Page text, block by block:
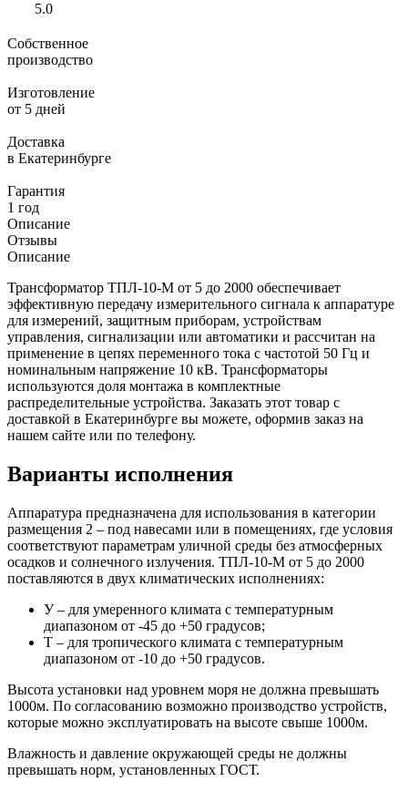
5.0
Собственное
производство
Изготовление
от 5 дней
Доставка
в Екатеринбурге
Гарантия
1 год
Описание
Отзывы
Описание
Трансформатор ТПЛ-10-М от 5 до 2000 обеспечивает
эффективную передачу измерительного сигнала к аппаратуре
для измерений, защитным приборам, устройствам
управления, сигнализации или автоматики и рассчитан на
применение в цепях переменного тока с частотой 50 Гц и
номинальным напряжение 10 кВ. Трансформаторы
используются доля монтажа в комплектные
распределительные устройства. Заказать этот товар с
доставкой в Екатеринбурге вы можете, оформив заказ на
нашем сайте или по телефону.
Варианты исполнения
Аппаратура предназначена для использования в категории
размещения 2 – под навесами или в помещениях, где условия
соответствуют параметрам уличной среды без атмосферных
осадков и солнечного излучения. ТПЛ-10-М от 5 до 2000
поставляются в двух климатических исполнениях:
У – для умеренного климата с температурным
диапазоном от -45 до +50 градусов;
Т – для тропического климата с температурным
диапазоном от -10 до +50 градусов.
Высота установки над уровнем моря не должна превышать
1000м. По согласованию возможно производство устройств,
которые можно эксплуатировать на высоте свыше 1000м.
Влажность и давление окружающей среды не должны
превышать норм, установленных ГОСТ.